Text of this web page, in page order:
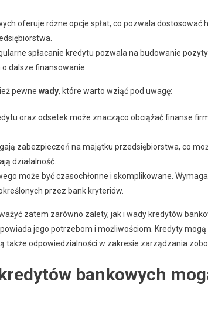
oferuje różne opcje spłat, co pozwala dostosować
spłacanie kredytu pozwala na budowanie
dalsze finansowanie.
pewne wady, które warto wziąć pod uwagę:
oraz odsetek może znacząco obciążać finanse
zabezpieczeń na majątku przedsiębiorstwa, co
działalność.
może być czasochłonne i skomplikowane.
przez bank kryteriów.
zatem zarówno zalety, jak i wady kredytów
jego potrzebom i możliwościom. Kredyty mogą
także odpowiedzialności w zakresie zarządzania
bankowych